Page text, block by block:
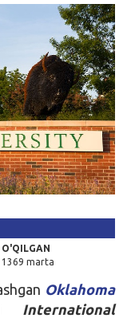
O'QILGAN
1369 marta
Oklahoma
International